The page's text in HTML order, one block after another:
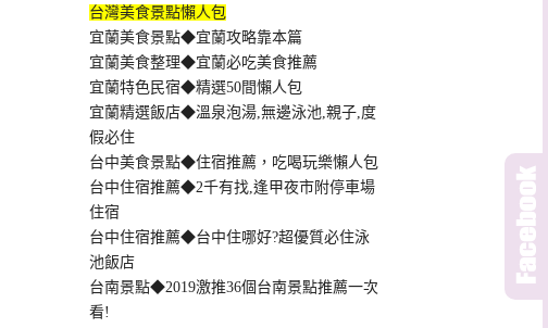
台灣美食景點懶人包
宜蘭美食景點◆宜蘭攻略靠本篇
宜蘭美食整理◆宜蘭必吃美食推薦
宜蘭特色民宿◆精選50間懶人包
宜蘭精選飯店◆溫泉泡湯,無邊泳池,親子,度
假必住
台中美食景點◆住宿推薦，吃喝玩樂懶人包
台中住宿推薦◆2千有找,逢甲夜市附停車場
住宿
台中住宿推薦◆台中住哪好?超優質必住泳
池飯店
台南景點◆2019激推36個台南景點推薦一次
看!